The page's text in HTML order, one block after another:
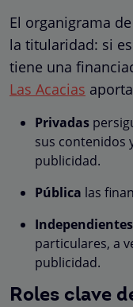
El organigrama
la titularidad: si
tiene una
Las Acacias
Privadas
sus contenidos
publicidad.
Pública las
Independientes
particulares, a
publicidad.
Roles clave